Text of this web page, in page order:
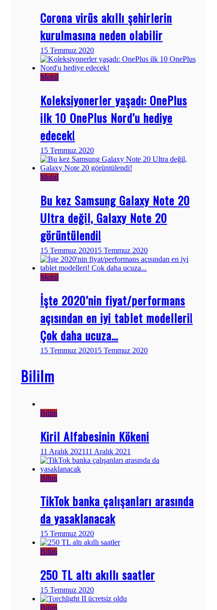
Corona virüs akıllı şehirlerin
kurulmasına neden olabilir
15 Temmuz 2020
Mobil
Koleksiyonerler yaşadı: OnePlus
ilk 10 OnePlus Nord’u hediye
edecek!
15 Temmuz 2020
Mobil
Bu kez Samsung Galaxy Note 20
Ultra değil, Galaxy Note 20
görüntülendi!
15 Temmuz 202015 Temmuz 2020
Mobil
İşte 2020’nin fiyat/performans
açısından en iyi tablet modelleri!
Çok daha ucuza…
15 Temmuz 202015 Temmuz 2020
Bililm
Bilim
Kiril Alfabesinin Kökeni
11 Aralık 202111 Aralık 2021
Bilim
TikTok banka çalışanları arasında
da yasaklanacak
15 Temmuz 2020
Bilim
250 TL altı akıllı saatler
15 Temmuz 2020
Bilim